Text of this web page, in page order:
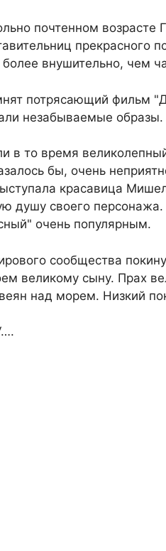
почтенном возрасте
прекрасного
более внушительно, чем
потрясающий фильм
незабываемые образы.
в то время
бы, очень
красавица
душу своего персонажа.
очень популярным.
сообщества
великому сыну. Прах
над морем. Низкий